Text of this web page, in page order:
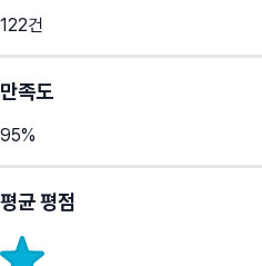
122건
만족도
95%
평균 평점